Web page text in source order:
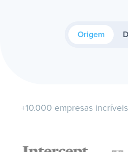
Origem
+10.000 empresas